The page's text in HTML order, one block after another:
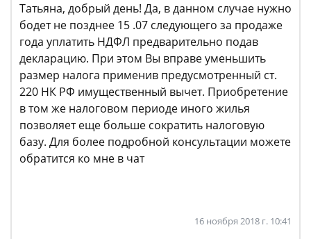
Татьяна, добрый день! Да, в данном случае нужно
бодет не позднее 15 .07 следующего за продаже
года уплатить НДФЛ предварительно подав
декларацию. При этом Вы вправе уменьшить
размер налога применив предусмотренный ст.
220 НК РФ имущественный вычет. Приобретение
в том же налоговом периоде иного жилья
позволяет еще больше сократить налоговую
базу. Для более подробной консультации можете
обратится ко мне в чат
16 ноября 2018 г. 10:41